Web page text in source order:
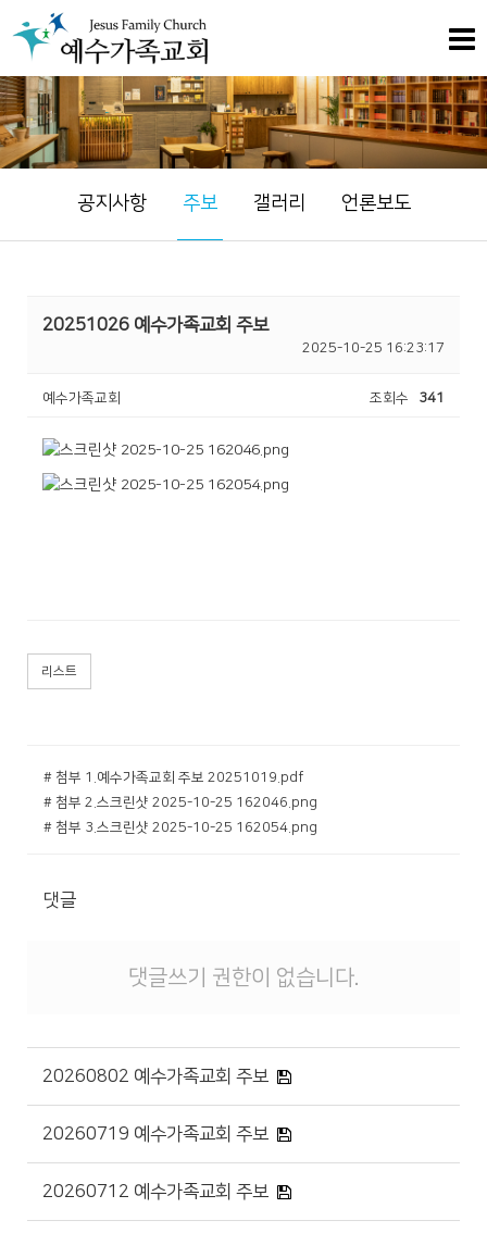
공지사항 주보 갤러리 언론보도
20251026 예수가족교회 주보
2025-10-25 16:23:17
예수가족교회 조회수 341
리스트
# 첨부 1.예수가족교회 주보 20251019.pdf
# 첨부 2.스크린샷 2025-10-25 162046.png
# 첨부 3.스크린샷 2025-10-25 162054.png
댓글
댓글쓰기 권한이 없습니다.
20260802 예수가족교회 주보
20260719 예수가족교회 주보
20260712 예수가족교회 주보